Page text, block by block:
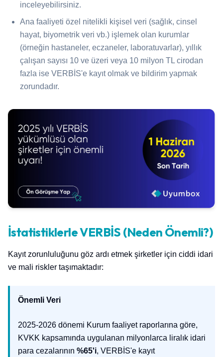
inceleyebilirsiniz.
Ana faaliyeti özel nitelikli kişisel veri (sağlık, cinsel
hayat, biyometrik veri vb.) işlemek olan kurumlar
(örneğin hastaneler, eczaneler, laboratuvarlar), yıllık
çalışan sayısı 10 ve üzeri veya 10 milyon TL cirodan
fazla ise VERBİS'e kayıt olmak ve bildirim yapmak
zorundadır.
İstatistiklerle VERBİS (Neden Önemli?)
Kayıt zorunluluğunu göz ardı etmek şirketler için ciddi idari
ve mali riskler taşımaktadır:
Önemli Veri
2025-2026 dönemi Kurum faaliyet raporlarına göre,
KVKK kapsamında uygulanan milyonlarca liralık idari
para cezalarının %65'i, VERBİS'e kayıt